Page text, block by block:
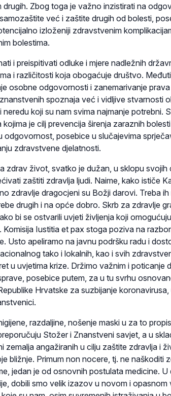
Zbog toga je važno inzistirati na
već i zaštite drugih od bolesti,
izloženiji zdravstvenim
bolestima.
i preispitivati odluke i mjere nadležnih
i različitosti koja obogaćuje društvo.
osobne odgovornosti i zanemarivanje
spoznaja već i vidljive stvarnosti
koji su nam svima najmanje potrebni.
je cilj prevencija širenja zaraznih
odgovornost, posebice u slučajevima
zdravstvene djelatnosti.
zdrav život, svatko je dužan, u sklopu svojih
zaštiti zdravlja ljudi. Naime, kako ističe
zdravlje dragocjeni su Božji darovi. Treba
drugih i na opće dobro. Skrb za zdravlje
bi se ostvarili uvjeti življenja koji
Iustitia et pax stoga poziva na
Usto apeliramo na javnu podršku radu i
tako i lokalnih, kao i svih
u uvjetima krize. Držimo važnim i poticanje
posebice putem, za u tu svrhu
Hrvatske za suzbijanje koronavirusa,
razdaljine, nošenje maski u za to
Stožer i Znanstveni savjet, a u
zemalja angažiranih u cilju zaštite zdravlja i
bližnje. Primum non nocere, tj. ne naškoditi
jedan je od osnovnih postulata medicine.
dobili smo velik izazov u novom i opasnom